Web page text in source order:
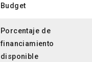
Budget
Porcentaje de
financiamiento
disponible